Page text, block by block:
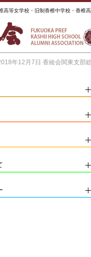
高等女学校・旧制香椎中学校・香椎
年12月7日 香綾会関東支部